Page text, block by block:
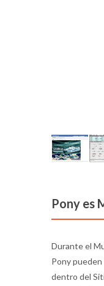
Pony es
Durante el
Pony
dentro del